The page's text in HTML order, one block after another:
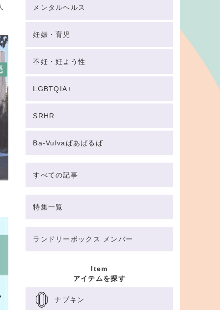
メンタルヘルス
妊娠・育児
不妊・妊よう性
LGBTQIA+
SRHR
Ba-Vulvaばあばるば
すべての記事
特集一覧
ランドリーボックス メンバー
Item
アイテムを探す
ナプキン